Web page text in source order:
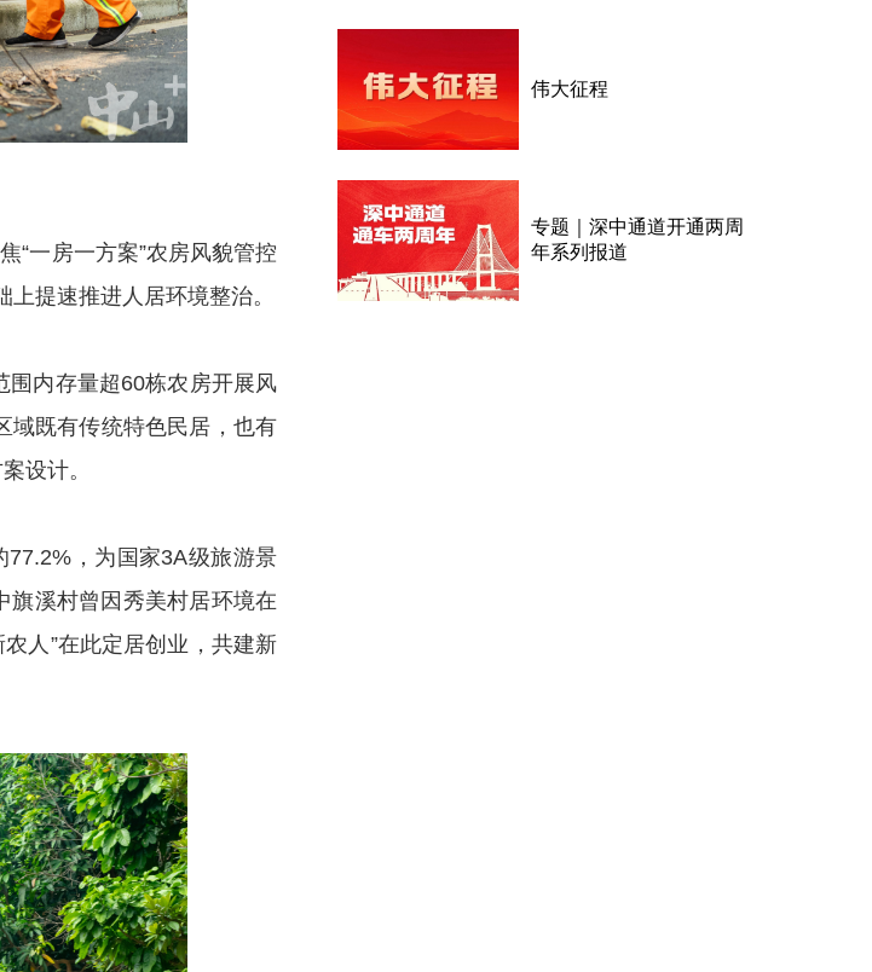
“一房一方案”农房风貌管控
提速推进人居环境整治。
围内存量超60栋农房开展风
域既有传统特色民居，也有
设计。
，为国家3A级旅游景
旗溪村曾因秀美村居环境在
人”在此定居创业，共建新
伟大征程
专题｜深中通道开通两周
年系列报道